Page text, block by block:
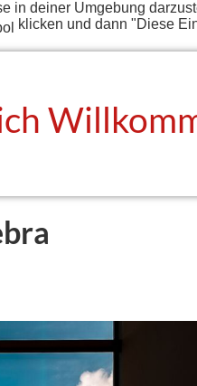
in deiner Umgebung
klicken und dann "Diese